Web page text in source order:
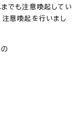
までも注意喚起してい
注意喚起を行いまし